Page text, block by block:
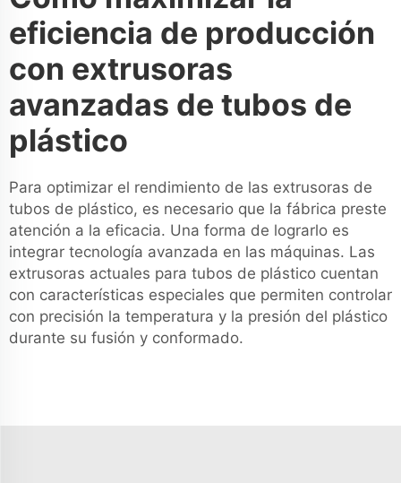
eficiencia de producción
con extrusoras
avanzadas de tubos de
plástico
Para optimizar el rendimiento de las extrusoras de
tubos de plástico, es necesario que la fábrica preste
atención a la eficacia. Una forma de lograrlo es
integrar tecnología avanzada en las máquinas. Las
extrusoras actuales para tubos de plástico cuentan
con características especiales que permiten controlar
con precisión la temperatura y la presión del plástico
durante su fusión y conformado.